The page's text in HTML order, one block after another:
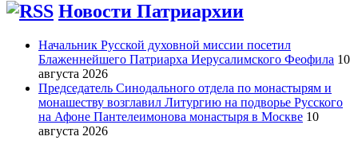
Новости Патриархии
Начальник Русской духовной миссии посетил
Блаженнейшего Патриарха Иерусалимского Феофила 10
августа 2026
Председатель Синодального отдела по монастырям и
монашеству возглавил Литургию на подворье Русского
на Афоне Пантелеимонова монастыря в Москве 10
августа 2026